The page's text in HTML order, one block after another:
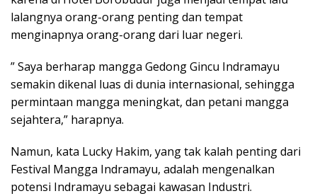
lalangnya orang-orang penting dan tempat
menginapnya orang-orang dari luar negeri.
” Saya berharap mangga Gedong Gincu Indramayu
semakin dikenal luas di dunia internasional, sehingga
permintaan mangga meningkat, dan petani mangga
sejahtera,” harapnya.
Namun, kata Lucky Hakim, yang tak kalah penting dari
Festival Mangga Indramayu, adalah mengenalkan
potensi Indramayu sebagai kawasan Industri.